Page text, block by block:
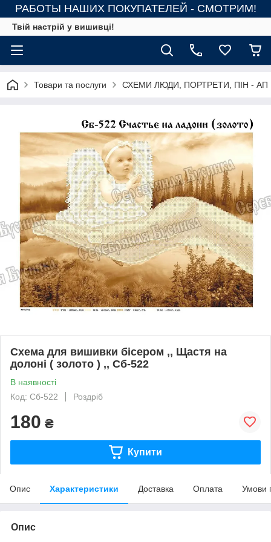
РАБОТЫ НАШИХ ПОКУПАТЕЛЕЙ - СМОТРИМ!
Твій настрій у вишивці!
Товари та послуги СХЕМИ ЛЮДИ, ПОРТРЕТИ, ПІН - АП
Схема для вишивки бісером ,, Щастя на
долоні ( золото ) ,, Сб-522
В наявності
Код: Сб-522
Роздріб
180 ₴
Купити
Опис Характеристики Доставка Оплата Умови
Опис